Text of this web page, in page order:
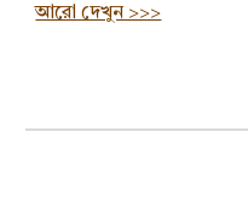
আরো দেখুন >>>